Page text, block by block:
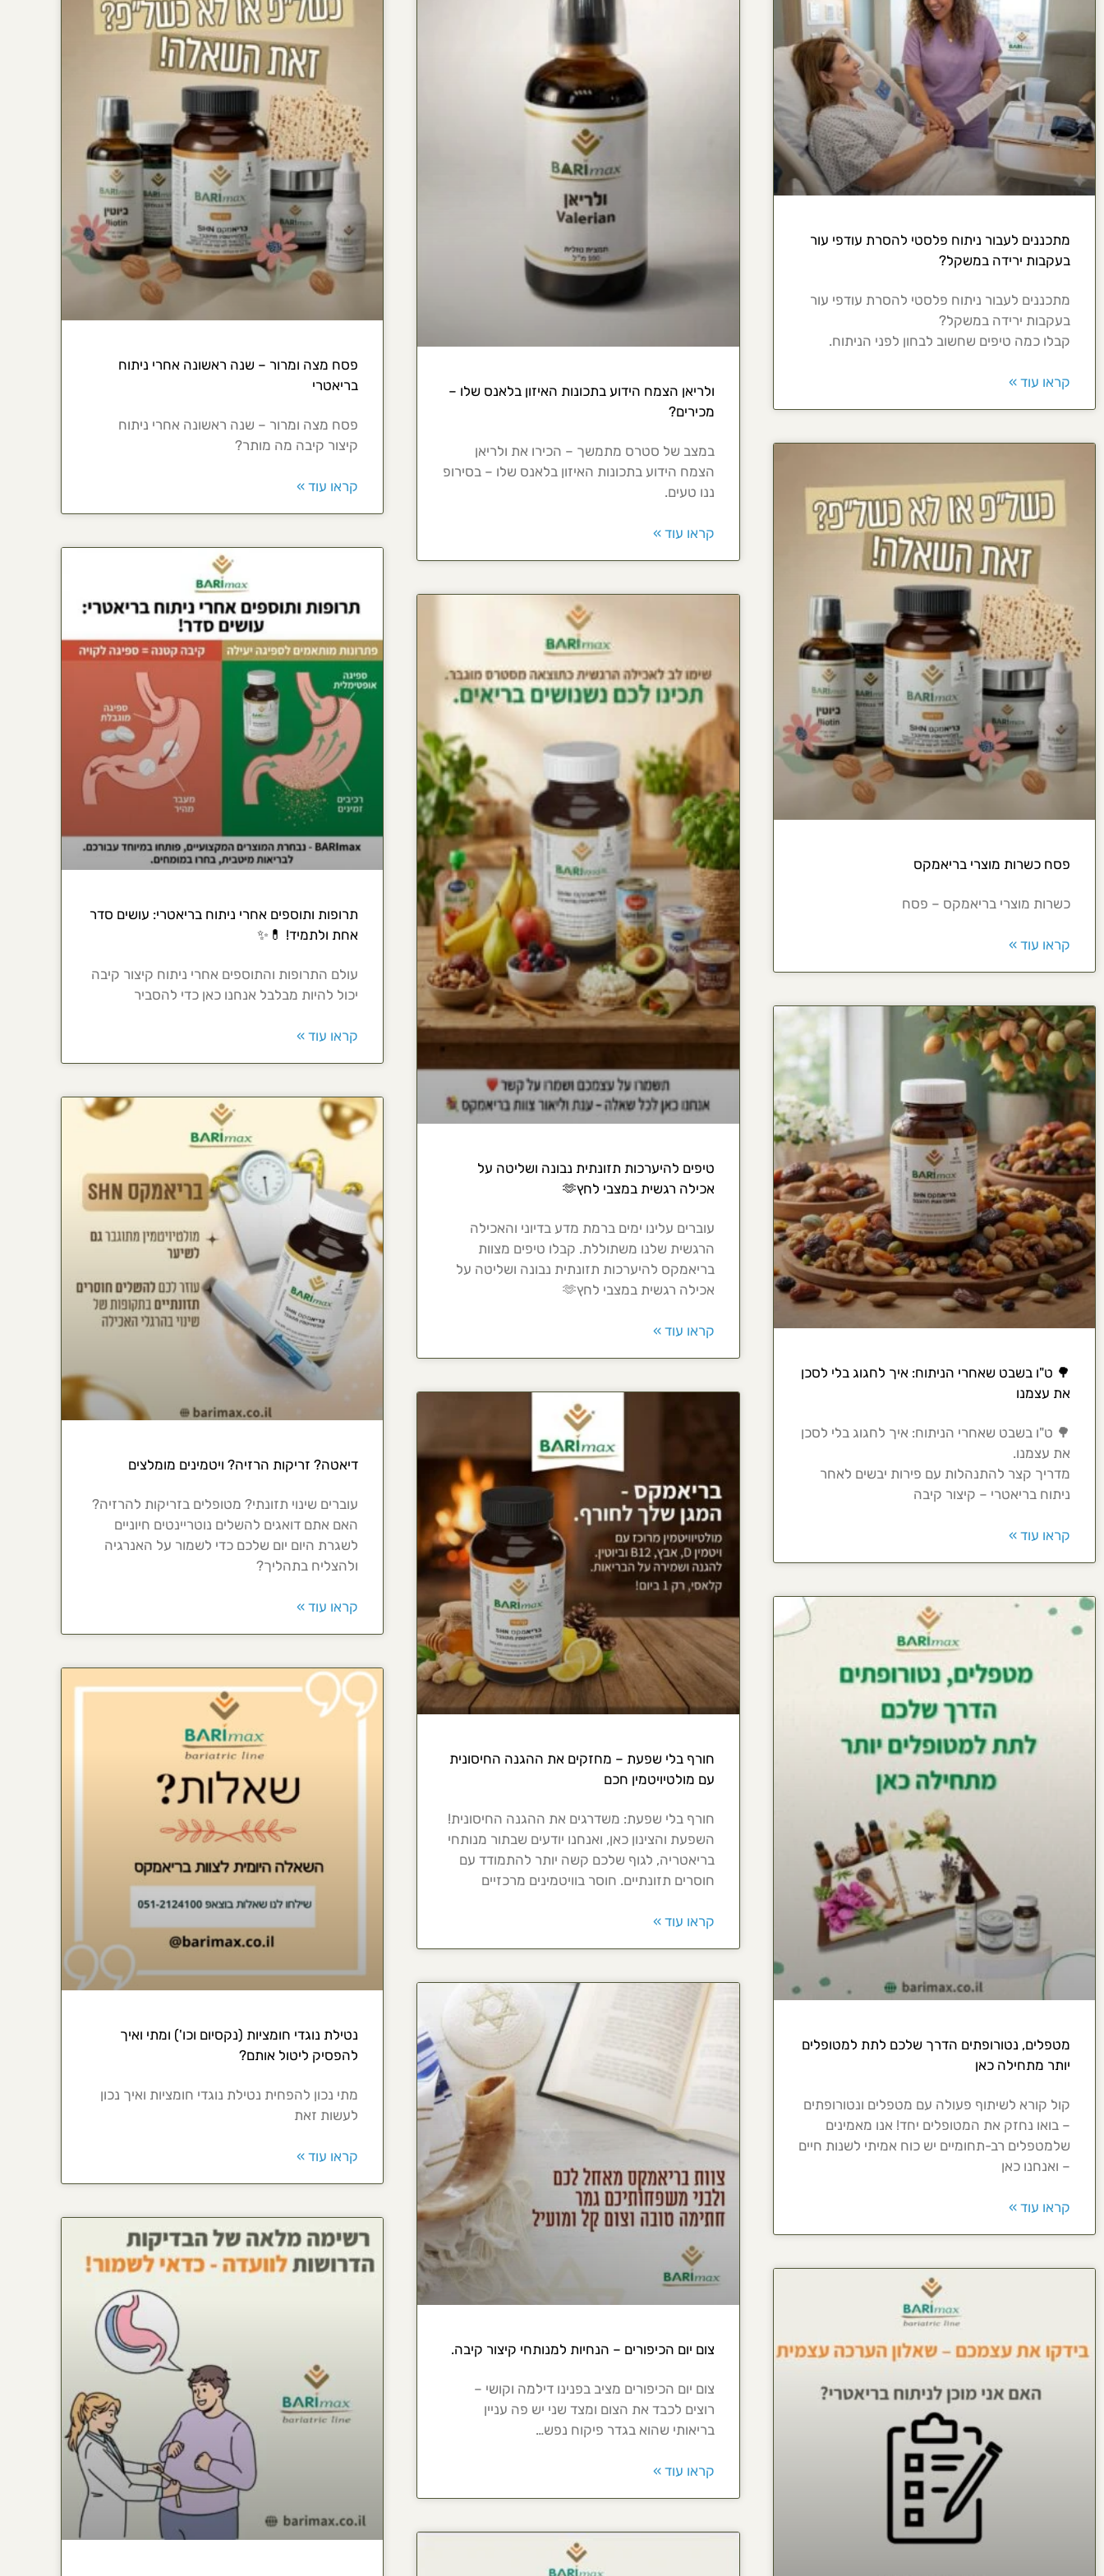
מתכננים לעבור ניתוח פלסטי להסרת עודפי עור
בעקבות ירידה במשקל?
מתכננים לעבור ניתוח פלסטי להסרת עודפי עור
בעקבות ירידה במשקל?
קבלו כמה טיפים שחשוב לבחון לפני הניתוח.
קראו עוד »
ולריאן הצמח הידוע בתכונות האיזון בלאנס שלו –
מכירים?
במצב של סטרס מתמשך – הכירו את ולריאן
הצמח הידוע בתכונות האיזון בלאנס שלו – בסירופ
ננו טעים.
קראו עוד »
פסח מצה ומרור – שנה ראשונה אחרי ניתוח
בריאטרי
פסח מצה ומרור – שנה ראשונה אחרי ניתוח
קיצור קיבה מה מותר?
קראו עוד »
פסח כשרות מוצרי בריאמקס
כשרות מוצרי בריאמקס – פסח
קראו עוד »
טיפים להיערכות תזונתית נבונה ושליטה על
אכילה רגשית במצבי לחץ🫶
עוברים עלינו ימים ברמת מדע בדיוני והאכילה
הרגשית שלנו משתוללת. קבלו טיפים מצוות
בריאמקס להיערכות תזונתית נבונה ושליטה על
אכילה רגשית במצבי לחץ🫶
קראו עוד »
תרופות ותוספים אחרי ניתוח בריאטרי: עושים סדר
אחת ולתמיד! 💊✨
עולם התרופות והתוספים אחרי ניתוח קיצור קיבה
יכול להיות מבלבל אנחנו כאן כדי להסביר
קראו עוד »
🌳 ט"ו בשבט שאחרי הניתוח: איך לחגוג בלי לסכן
את עצמנו
🌳 ט"ו בשבט שאחרי הניתוח: איך לחגוג בלי לסכן
את עצמנו.
מדריך קצר להתנהלות עם פירות יבשים לאחר
ניתוח בריאטרי – קיצור קיבה
קראו עוד »
חורף בלי שפעת – מחזקים את ההגנה החיסונית
עם מולטיויטמין חכם
חורף בלי שפעת: משדרגים את ההגנה החיסונית!
השפעת והצינון כאן, ואנחנו יודעים שבתור מנותחי
בריאטריה, לגוף שלכם קשה יותר להתמודד עם
חוסרים תזונתיים. חוסר בוויטמינים מרכזיים
קראו עוד »
דיאטה? זריקות הרזיה? ויטמינים מומלצים
עוברים שינוי תזונתי? מטופלים בזריקות להרזיה?
האם אתם דואגים להשלים נוטריינטים חיוניים
לשגרת היום יום שלכם כדי לשמור על האנרגיה
ולהצליח בתהליך?
קראו עוד »
מטפלים, נטורופתים הדרך שלכם לתת למטופלים
יותר מתחילה כאן
קול קורא לשיתוף פעולה עם מטפלים ונטורופתים
– בואו נחזק את המטופלים יחד! אנו מאמינים
שלמטפלים רב-תחומיים יש כוח אמיתי לשנות חיים
– ואנחנו כאן
קראו עוד »
צום יום הכיפורים – הנחיות למנותחי קיצור קיבה.
צום יום הכיפורים מציב בפנינו דילמה וקושי –
רוצים לכבד את הצום ומצד שני יש פה עניין
בריאותי שהוא בגדר פיקוח נפש…
קראו עוד »
נטילת נוגדי חומציות (נקסיום וכו') ומתי ואיך
להפסיק ליטול אותם?
מתי נכון להפחית נטילת נוגדי חומציות ואיך נכון
לעשות זאת
קראו עוד »